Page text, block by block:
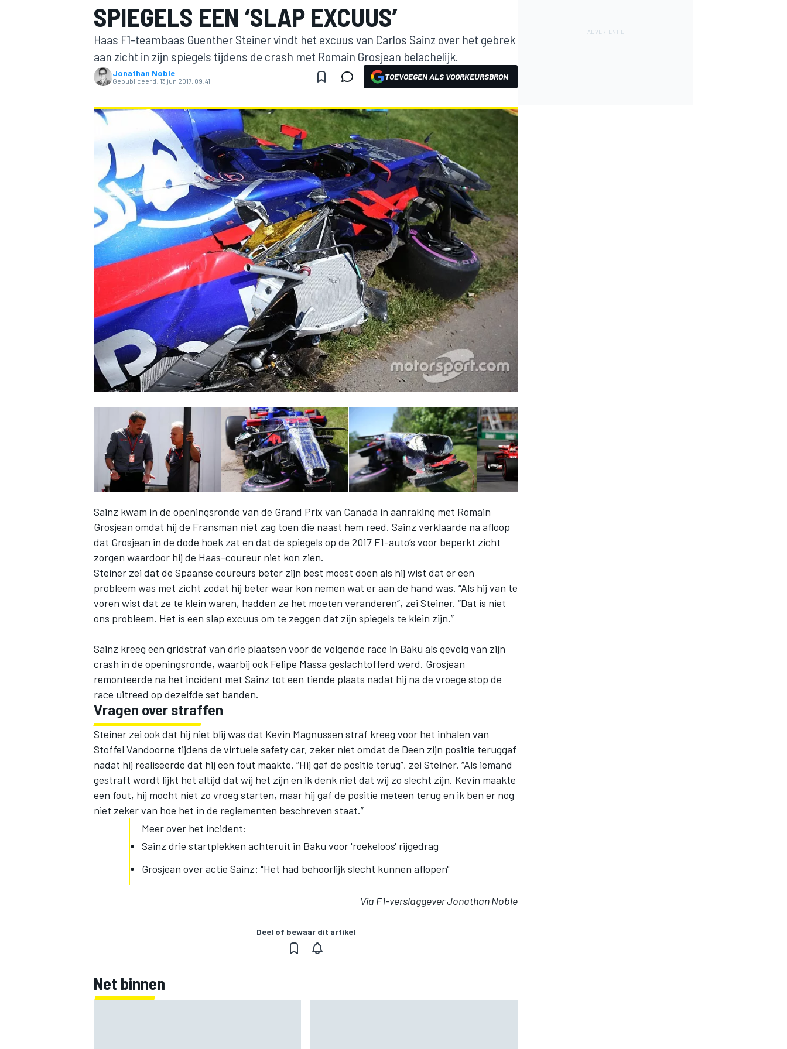
MOTOGP
INDYCAR
WEC
SPIEGELS EEN ‘SLAP EXCUUS’
Haas F1-teambaas Guenther Steiner vindt het excuus van Carlos Sainz over het gebrek
aan zicht in zijn spiegels tijdens de crash met Romain Grosjean belachelijk.
Jonathan Noble
Gepubliceerd: 13 jun 2017, 09:41 TOEVOEGEN ALS VOORKEURSBRON
Sainz kwam in de openingsronde van de Grand Prix van Canada in aanraking met Romain
Grosjean omdat hij de Fransman niet zag toen die naast hem reed. Sainz verklaarde na afloop
dat Grosjean in de dode hoek zat en dat de spiegels op de 2017 F1-auto’s voor beperkt zicht
zorgen waardoor hij de Haas-coureur niet kon zien.
Steiner zei dat de Spaanse coureurs beter zijn best moest doen als hij wist dat er een
probleem was met zicht zodat hij beter waar kon nemen wat er aan de hand was. “Als hij van te
voren wist dat ze te klein waren, hadden ze het moeten veranderen”, zei Steiner. “Dat is niet
ons probleem. Het is een slap excuus om te zeggen dat zijn spiegels te klein zijn.”
Sainz kreeg een gridstraf van drie plaatsen voor de volgende race in Baku als gevolg van zijn
crash in de openingsronde, waarbij ook Felipe Massa geslachtofferd werd. Grosjean
remonteerde na het incident met Sainz tot een tiende plaats nadat hij na de vroege stop de
race uitreed op dezelfde set banden.
Vragen over straffen
Steiner zei ook dat hij niet blij was dat Kevin Magnussen straf kreeg voor het inhalen van
Stoffel Vandoorne tijdens de virtuele safety car, zeker niet omdat de Deen zijn positie teruggaf
nadat hij realiseerde dat hij een fout maakte. “Hij gaf de positie terug”, zei Steiner. “Als iemand
gestraft wordt lijkt het altijd dat wij het zijn en ik denk niet dat wij zo slecht zijn. Kevin maakte
een fout, hij mocht niet zo vroeg starten, maar hij gaf de positie meteen terug en ik ben er nog
niet zeker van hoe het in de reglementen beschreven staat.”
Meer over het incident:
Sainz drie startplekken achteruit in Baku voor 'roekeloos' rijgedrag
Grosjean over actie Sainz: "Het had behoorlijk slecht kunnen aflopen"
Via F1-verslaggever Jonathan Noble
Deel of bewaar dit artikel
Net binnen